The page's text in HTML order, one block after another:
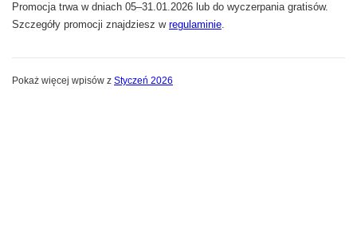
Promocja trwa w dniach 05–31.01.2026 lub do wyczerpania gratisów.
Szczegóły promocji znajdziesz w regulaminie.
Pokaż więcej wpisów z Styczeń 2026